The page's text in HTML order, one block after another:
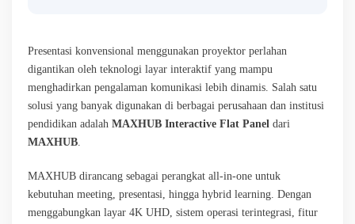
Presentasi konvensional menggunakan proyektor perlahan
digantikan oleh teknologi layar interaktif yang mampu
menghadirkan pengalaman komunikasi lebih dinamis. Salah satu
solusi yang banyak digunakan di berbagai perusahaan dan institusi
pendidikan adalah MAXHUB Interactive Flat Panel dari
MAXHUB.
MAXHUB dirancang sebagai perangkat all-in-one untuk
kebutuhan meeting, presentasi, hingga hybrid learning. Dengan
menggabungkan layar 4K UHD, sistem operasi terintegrasi, fitur